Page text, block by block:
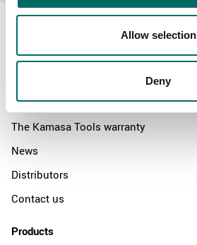
Allow selection
Deny
Swedish quality
The Kamasa Tools warranty
News
Distributors
Contact us
Products